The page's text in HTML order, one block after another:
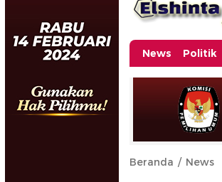
News Politik
Beranda News